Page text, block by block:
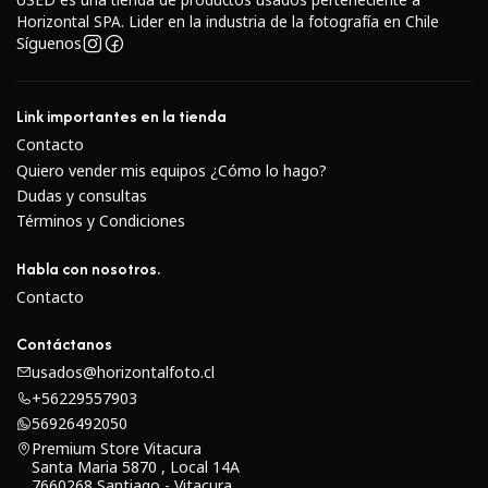
Filtro GND con una densidad de 0,9, con una
transición suave de la sección completamente clara a
la oscura
3 paradas
Construcción de vidrio Schott B270 con recubrimiento
múltiple
Los recubrimientos antideslizantes e impermeables
uso en condiciones de lluvia o nieve
Diseñado para no afectar la reproducción del color y
Horizontal SPA. Lider en la industria de la fotografía en Chile
Síguenos
Link importantes en la tienda
Contacto
Quiero vender mis equipos ¿Cómo lo hago?
Dudas y consultas
Términos y Condiciones
Habla con nosotros.
Contacto
Contáctanos
usados@horizontalfoto.cl
+56229557903
56926492050
Premium Store Vitacura
Santa Maria 5870 , Local 14A